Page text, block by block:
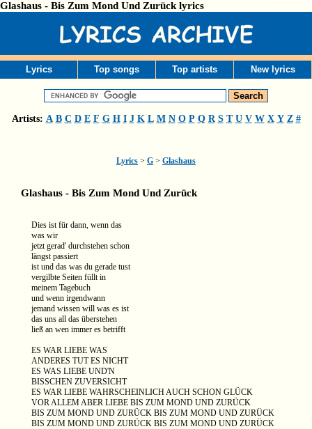
Glashaus - Bis Zum Mond Und Zurück lyrics
Lyrics Top songs Top artists New lyrics
Artists: A B C D E F G H I J K L M N O P Q R S T U V W X Y Z #
Lyrics > G > Glashaus
Glashaus - Bis Zum Mond Und Zurück
Dies ist für dann, wenn das
was wir
jetzt gerad' durchstehen schon
längst passiert
ist und das was du gerade tust
vergilbte Seiten füllt in
meinem Tagebuch
und wenn irgendwann
jemand wissen will was es ist
das uns all das überstehen
ließ an wen immer es betrifft
ES WAR LIEBE WAS
ANDERES TUT ES NICHT
ES WAS LIEBE UND'N
BISSCHEN ZUVERSICHT
ES WAR LIEBE WAHRSCHEINLICH AUCH SCHON GLÜCK
VOR ALLEM ABER LIEBE BIS ZUM MOND UND ZURÜCK
BIS ZUM MOND UND ZURÜCK BIS ZUM MOND UND ZURÜCK
BIS ZUM MOND UND ZURÜCK BIS ZUM MOND UND ZURÜCK